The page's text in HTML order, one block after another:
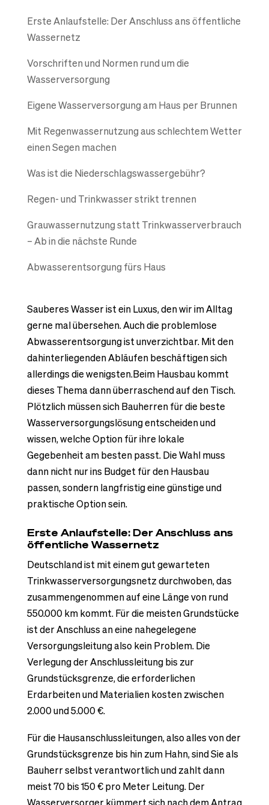
Erste Anlaufstelle: Der Anschluss ans öffentliche
Wassernetz
Vorschriften und Normen rund um die
Wasserversorgung
Eigene Wasserversorgung am Haus per Brunnen
Mit Regenwassernutzung aus schlechtem Wetter
einen Segen machen
Was ist die Niederschlagswassergebühr?
Regen- und Trinkwasser strikt trennen
Grauwassernutzung statt Trinkwasserverbrauch
– Ab in die nächste Runde
Abwasserentsorgung fürs Haus
Sauberes Wasser ist ein Luxus, den wir im Alltag
gerne mal übersehen. Auch die problemlose
Abwasserentsorgung ist unverzichtbar. Mit den
dahinterliegenden Abläufen beschäftigen sich
allerdings die wenigsten.Beim Hausbau kommt
dieses Thema dann überraschend auf den Tisch.
Plötzlich müssen sich Bauherren für die beste
Wasserversorgungslösung entscheiden und
wissen, welche Option für ihre lokale
Gegebenheit am besten passt. Die Wahl muss
dann nicht nur ins Budget für den Hausbau
passen, sondern langfristig eine günstige und
praktische Option sein.
Erste Anlaufstelle: Der Anschluss ans
öffentliche Wassernetz
Deutschland ist mit einem gut gewarteten
Trinkwasserversorgungsnetz durchwoben, das
zusammengenommen auf eine Länge von rund
550.000 km kommt. Für die meisten Grundstücke
ist der Anschluss an eine nahegelegene
Versorgungsleitung also kein Problem. Die
Verlegung der Anschlussleitung bis zur
Grundstücksgrenze, die erforderlichen
Erdarbeiten und Materialien kosten zwischen
2.000 und 5.000 €.
Für die Hausanschlussleitungen, also alles von der
Grundstücksgrenze bis hin zum Hahn, sind Sie als
Bauherr selbst verantwortlich und zahlt dann
meist 70 bis 150 € pro Meter Leitung. Der